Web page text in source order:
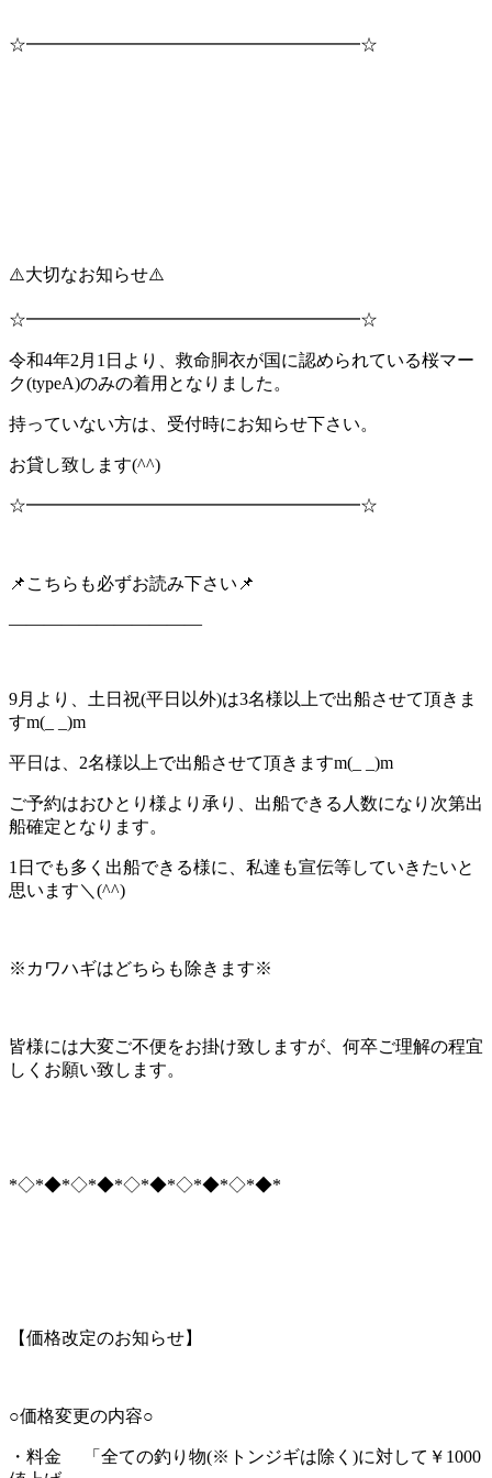
☆━━━━━━━━━━━━━━━━━━━☆
⚠️大切なお知らせ⚠️
☆━━━━━━━━━━━━━━━━━━━☆
令和4年2月1日より、救命胴衣が国に認められている桜マー
ク(typeA)のみの着用となりました。
持っていない方は、受付時にお知らせ下さい。
お貸し致します(^^)
☆━━━━━━━━━━━━━━━━━━━☆
📌こちらも必ずお読み下さい📌
———————————
9月より、土日祝(平日以外)は3名様以上で出船させて頂きま
すm(_ _)m
平日は、2名様以上で出船させて頂きますm(_ _)m
ご予約はおひとり様より承り、出船できる人数になり次第出
船確定となります。
1日でも多く出船できる様に、私達も宣伝等していきたいと
思います＼(^^)
※カワハギはどちらも除きます※
皆様には大変ご不便をお掛け致しますが、何卒ご理解の程宜
しくお願い致します。
*◇*◆*◇*◆*◇*◆*◇*◆*◇*◆*
【価格改定のお知らせ】
○価格変更の内容○
・料金 「全ての釣り物(※トンジギは除く)に対して￥1000